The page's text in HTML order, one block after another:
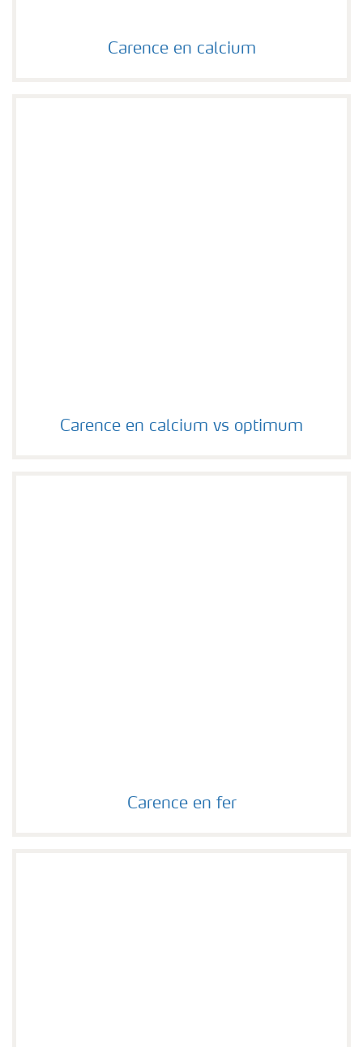
Carence en calcium
Carence en calcium
Carence en calcium vs optimum
Carence en calcium vs optimum
Carence en fer